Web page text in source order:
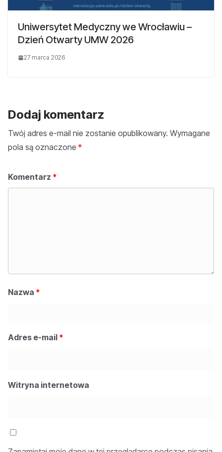
Uniwersytet Medyczny we Wrocławiu –
Dzień Otwarty UMW 2026
27 marca 2026
Dodaj komentarz
Twój adres e-mail nie zostanie opublikowany. Wymagane
pola są oznaczone *
Komentarz *
Nazwa *
Adres e-mail *
Witryna internetowa